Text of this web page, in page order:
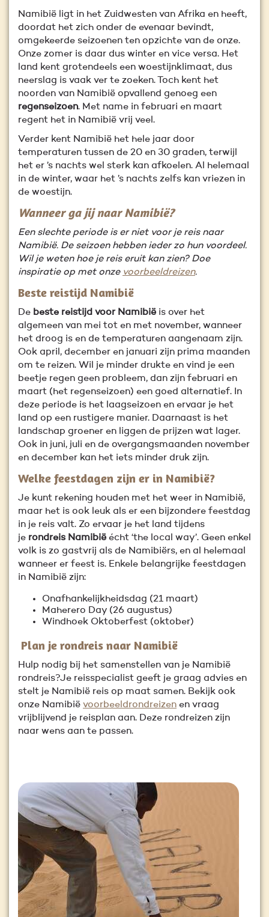
Namibië ligt in het Zuidwesten van Afrika en heeft,
doordat het zich onder de evenaar bevindt,
omgekeerde seizoenen ten opzichte van de onze.
Onze zomer is daar dus winter en vice versa. Het
land kent grotendeels een woestijnklimaat, dus
neerslag is vaak ver te zoeken. Toch kent het
noorden van Namibië opvallend genoeg een
regenseizoen. Met name in februari en maart
regent het in Namibië vrij veel.
Verder kent Namibië het hele jaar door
temperaturen tussen de 20 en 30 graden, terwijl
het er ’s nachts wel sterk kan afkoelen. Al helemaal
in de winter, waar het ’s nachts zelfs kan vriezen in
de woestijn.
Wanneer ga jij naar Namibië?
Een slechte periode is er niet voor je reis naar
Namibië. De seizoen hebben ieder zo hun voordeel.
Wil je weten hoe je reis eruit kan zien? Doe
inspiratie op met onze voorbeeldreizen.
Beste reistijd Namibië
De beste reistijd voor Namibië is over het
algemeen van mei tot en met november, wanneer
het droog is en de temperaturen aangenaam zijn.
Ook april, december en januari zijn prima maanden
om te reizen. Wil je minder drukte en vind je een
beetje regen geen probleem, dan zijn februari en
maart (het regenseizoen) een goed alternatief. In
deze periode is het laagseizoen en ervaar je het
land op een rustigere manier. Daarnaast is het
landschap groener en liggen de prijzen wat lager.
Ook in juni, juli en de overgangsmaanden november
en december kan het iets minder druk zijn.
Welke feestdagen zijn er in Namibië?
Je kunt rekening houden met het weer in Namibië,
maar het is ook leuk als er een bijzondere feestdag
in je reis valt. Zo ervaar je het land tijdens
je rondreis Namibië écht ‘the local way’. Geen enkel
volk is zo gastvrij als de Namibiërs, en al helemaal
wanneer er feest is. Enkele belangrijke feestdagen
in Namibië zijn:
Onafhankelijkheidsdag (21 maart)
Maherero Day (26 augustus)
Windhoek Oktoberfest (oktober)
Plan je rondreis naar Namibië
Hulp nodig bij het samenstellen van je Namibië
rondreis?Je reisspecialist geeft je graag advies en
stelt je Namibië reis op maat samen. Bekijk ook
onze Namibië voorbeeldrondreizen en vraag
vrijblijvend je reisplan aan. Deze rondreizen zijn
naar wens aan te passen.